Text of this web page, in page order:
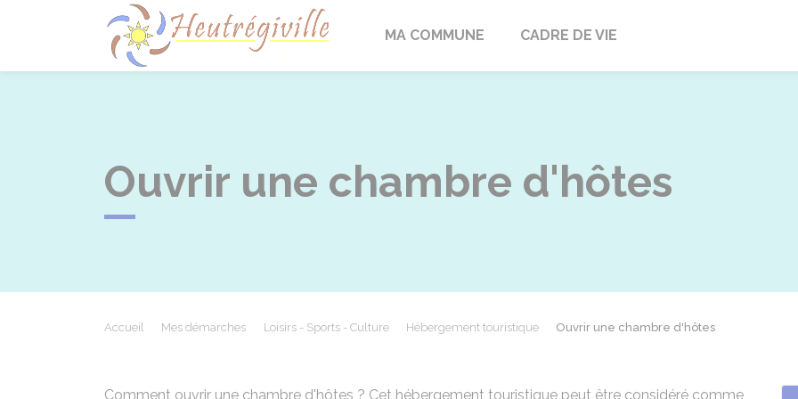
Heutrégiville
MA COMMUNE CADRE DE VIE
Ouvrir une chambre d'hôtes
Accueil Mes démarches Loisirs - Sports - Culture Hébergement touristique Ouvrir une chambre d'hôtes
Comment ouvrir une chambre d'hôtes ? Cet hébergement touristique peut être considéré comme